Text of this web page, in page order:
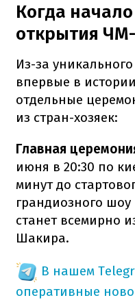
Когда
открытия
Из-за
впервые в
отдельные
из стран-хозяек:
Главная
июня в 20:30 по
минут до
грандиозного
станет всемирно
Шакира.
В нашем
оперативные